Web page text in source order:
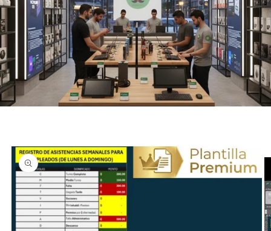
información
del producto